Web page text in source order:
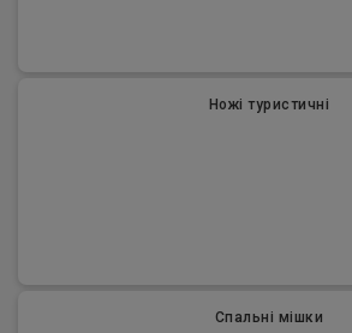
Ножі туристичні
Спальні мішки